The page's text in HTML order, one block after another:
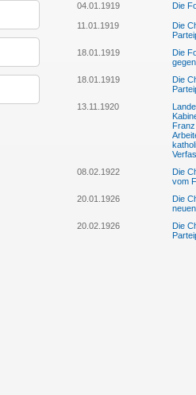
04.01.1919
Die
11.01.1919
Die
18.01.1919
Die
18.01.1919
Die
13.11.1920
08.02.1922
Die
vom
20.01.1926
Die
20.02.1926
Die